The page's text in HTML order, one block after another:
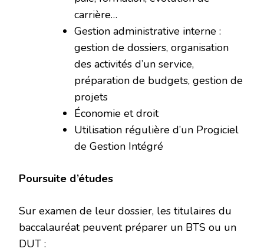
carrière…
Gestion administrative interne :
gestion de dossiers, organisation
des activités d’un service,
préparation de budgets, gestion de
projets
Économie et droit
Utilisation régulière d’un Progiciel
de Gestion Intégré
Poursuite d’études
Sur examen de leur dossier, les titulaires du
baccalauréat peuvent préparer un BTS ou un
DUT :